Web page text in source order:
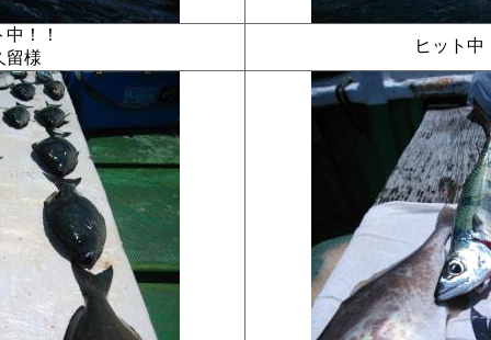
中！！
留様
ヒット